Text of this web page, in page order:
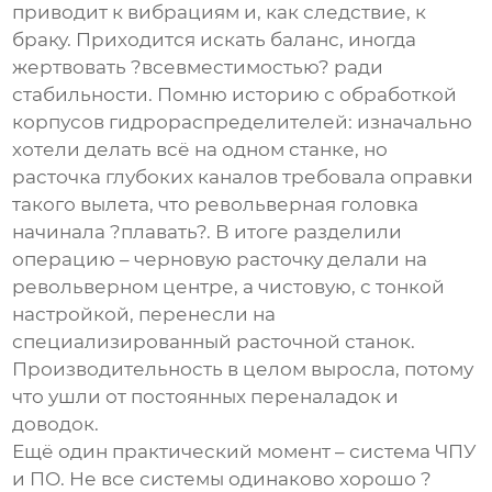
приводит к вибрациям и, как следствие, к
браку. Приходится искать баланс, иногда
жертвовать ?всевместимостью? ради
стабильности. Помню историю с обработкой
корпусов гидрораспределителей: изначально
хотели делать всё на одном станке, но
расточка глубоких каналов требовала оправки
такого вылета, что револьверная головка
начинала ?плавать?. В итоге разделили
операцию – черновую расточку делали на
револьверном центре, а чистовую, с тонкой
настройкой, перенесли на
специализированный расточной станок.
Производительность в целом выросла, потому
что ушли от постоянных переналадок и
доводок.
Ещё один практический момент – система ЧПУ
и ПО. Не все системы одинаково хорошо ?